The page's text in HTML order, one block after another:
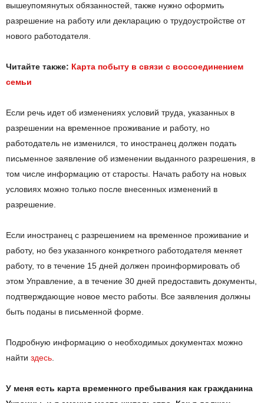
вышеупомянутых обязанностей, также нужно оформить
разрешение на работу или декларацию о трудоустройстве от
нового работодателя.
Читайте также: Карта побыту в связи с воссоединением
семьи
Если речь идет об изменениях условий труда, указанных в
разрешении на временное проживание и работу, но
работодатель не изменился, то иностранец должен подать
письменное заявление об изменении выданного разрешения, в
том числе информацию от старосты. Начать работу на новых
условиях можно только после внесенных изменений в
разрешение.
Если иностранец с разрешением на временное проживание и
работу, но без указанного конкретного работодателя меняет
работу, то в течение 15 дней должен проинформировать об
этом Управление, а в течение 30 дней предоставить документы,
подтверждающие новое место работы. Все заявления должны
быть поданы в письменной форме.
Подробную информацию о необходимых документах можно
найти здесь
У меня есть карта временного пребывания как гражданина